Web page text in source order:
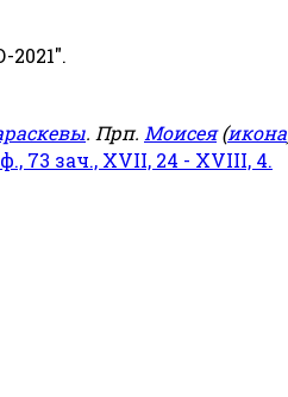
. Прп. Моисея(икона
73 зач., XVII, 24 - XVIII, 4.